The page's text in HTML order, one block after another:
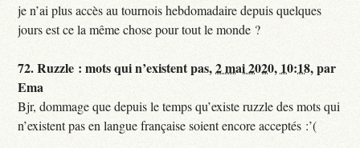
je n’ai plus accès au tournois hebdomadaire depuis quelques
jours est ce la même chose pour tout le monde ?
72.Ruzzle : mots qui n’existent pas,2 mai 2020, 10:18,par
Ema
Bjr, dommage que depuis le temps qu’existe ruzzle des mots qui
n’existent pas en langue française soient encore acceptés :’(